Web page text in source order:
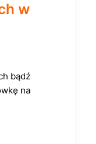
w
bądź
na